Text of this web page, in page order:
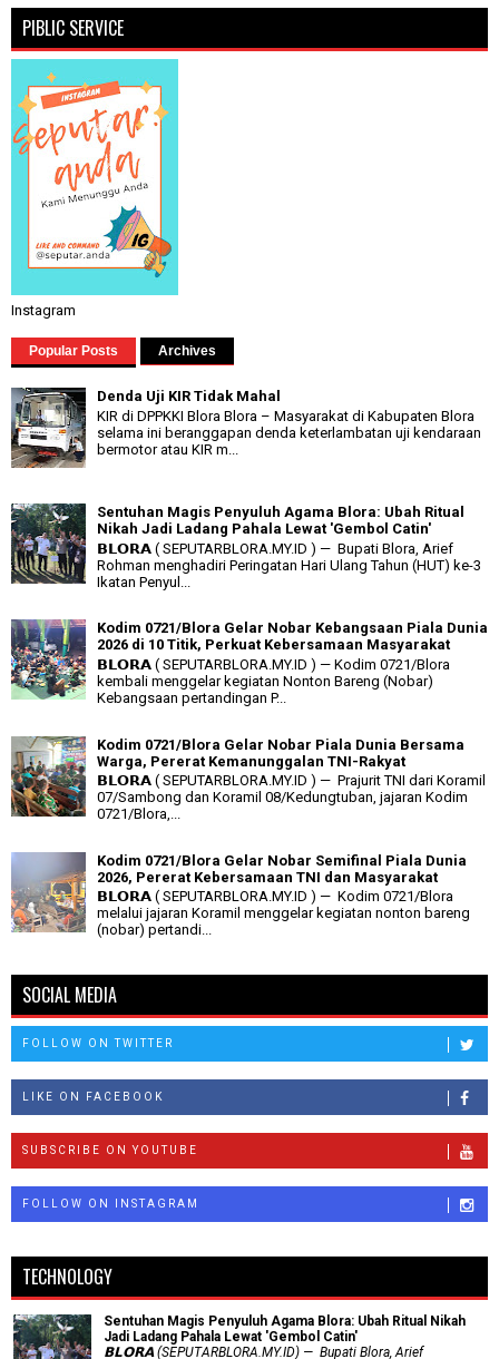
PIBLIC SERVICE
Instagram
Popular Posts Archives
Denda Uji KIR Tidak Mahal
KIR di DPPKKI Blora Blora – Masyarakat di Kabupaten Blora
selama ini beranggapan denda keterlambatan uji kendaraan
bermotor atau KIR m...
Sentuhan Magis Penyuluh Agama Blora: Ubah Ritual
Nikah Jadi Ladang Pahala Lewat 'Gembol Catin'
𝗕𝗟𝗢𝗥𝗔 ( SEPUTARBLORA.MY.ID ) — Bupati Blora, Arief
Rohman menghadiri Peringatan Hari Ulang Tahun (HUT) ke-3
Ikatan Penyul...
Kodim 0721/Blora Gelar Nobar Kebangsaan Piala Dunia
2026 di 10 Titik, Perkuat Kebersamaan Masyarakat
𝗕𝗟𝗢𝗥𝗔 ( SEPUTARBLORA.MY.ID ) — Kodim 0721/Blora
kembali menggelar kegiatan Nonton Bareng (Nobar)
Kebangsaan pertandingan P...
Kodim 0721/Blora Gelar Nobar Piala Dunia Bersama
Warga, Pererat Kemanunggalan TNI-Rakyat
𝗕𝗟𝗢𝗥𝗔 ( SEPUTARBLORA.MY.ID ) — Prajurit TNI dari Koramil
07/Sambong dan Koramil 08/Kedungtuban, jajaran Kodim
0721/Blora,...
Kodim 0721/Blora Gelar Nobar Semifinal Piala Dunia
2026, Pererat Kebersamaan TNI dan Masyarakat
𝗕𝗟𝗢𝗥𝗔 ( SEPUTARBLORA.MY.ID ) — Kodim 0721/Blora
melalui jajaran Koramil menggelar kegiatan nonton bareng
(nobar) pertandi...
SOCIAL MEDIA
FOLLOW ON TWITTER
LIKE ON FACEBOOK
SUBSCRIBE ON YOUTUBE
FOLLOW ON INSTAGRAM
TECHNOLOGY
Sentuhan Magis Penyuluh Agama Blora: Ubah Ritual Nikah
Jadi Ladang Pahala Lewat 'Gembol Catin'
𝗕𝗟𝗢𝗥𝗔 (SEPUTARBLORA.MY.ID) — Bupati Blora, Arief